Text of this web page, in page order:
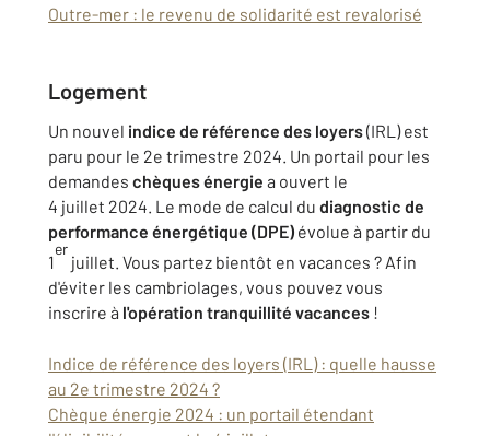
Outre-mer : le revenu de solidarité est revalorisé
Logement
Un nouvel indice de référence des loyers(IRL) est
paru pour le 2e trimestre 2024. Un portail pour les
demandes chèques énergie a ouvert le
4 juillet 2024. Le mode de calcul du diagnostic de
performance énergétique (DPE) évolue à partir du
1
er
juillet. Vous partez bientôt en vacances ? Afin
d'éviter les cambriolages, vous pouvez vous
inscrire à l'opération tranquillité vacances !
Indice de référence des loyers (IRL) : quelle hausse
au 2e trimestre 2024 ?
Chèque énergie 2024 : un portail étendant